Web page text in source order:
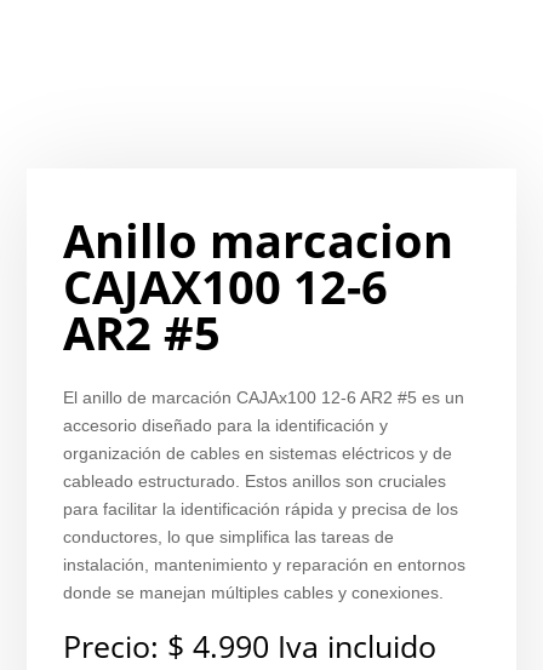
Anillo marcacion
CAJAX100 12-6
AR2 #5
El anillo de marcación CAJAx100 12-6 AR2 #5 es un
accesorio diseñado para la identificación y
organización de cables en sistemas eléctricos y de
cableado estructurado. Estos anillos son cruciales
para facilitar la identificación rápida y precisa de los
conductores, lo que simplifica las tareas de
instalación, mantenimiento y reparación en entornos
donde se manejan múltiples cables y conexiones.
Precio: $ 4.990 Iva incluido